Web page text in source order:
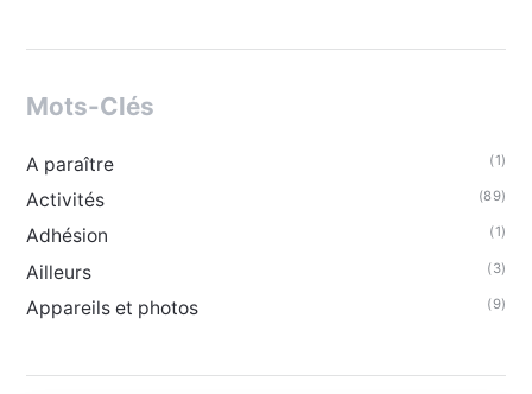
Mots-Clés
A paraître (1)
Activités (89)
Adhésion (1)
Ailleurs (3)
Appareils et photos (9)